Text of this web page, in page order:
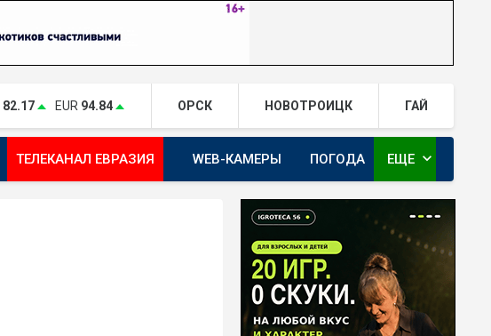
82.17 EUR 94.84 ОРСК НОВОТРОИЦК ГАЙ
ТЕЛЕКАНАЛ ЕВРАЗИЯ WEB-КАМЕРЫ ПОГОДА
ОРЕНБУРГ - ГЕРОИ РЯДОМ С НАМИ
ЕЩЕ expand_more